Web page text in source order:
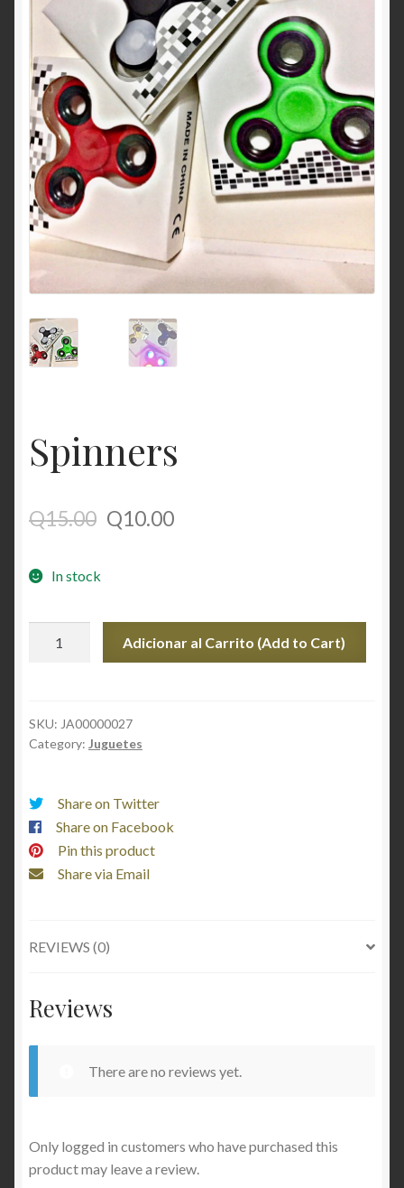
Contacto
Login
Maletines deportivos, figurines, juguetes, Guatemala
Política de Privacidad
Quienes somos?
Register (Registrarse)
Shop
Términos y condiciones
Spinners
Q15.00 Q10.00
In stock
Adicionar al Carrito (Add to Cart)
SKU: JA00000027
Category: Juguetes
Share on Twitter
Share on Facebook
Pin this product
Share via Email
REVIEWS (0)
Reviews
There are no reviews yet.
Only logged in customers who have purchased this
product may leave a review.